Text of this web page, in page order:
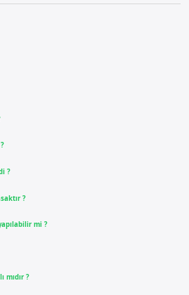
?
?
mi ?
mıdır ?